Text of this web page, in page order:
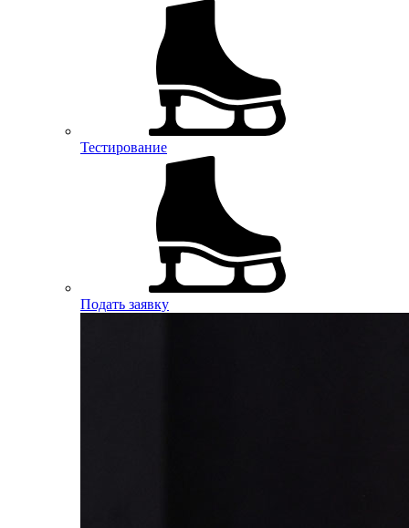
Тестирование
Подать заявку